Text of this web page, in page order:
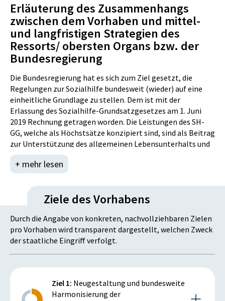
Kinder. Davon abgesehen führte die Einführung der BMS im
Wege der Art. 15a B-VG Vereinbarung zu einem
grundsätzlich harmonisierten System in Österreich.
Die Gespräche über eine Verlängerung und
Weiterentwicklung dieser Vereinbarung in den Jahren
2015/2016 scheiterten an den unterschiedlichen Positionen
der Verhandlungspartner auf Seiten des Bundes und der
Länder. Die Vereinbarung selbst ist daher mit 31.12.2016
ausgelaufen.
Die Rechtsentwicklung im Bereich der Mindestsicherung
hat seitdem zu einer noch stärker differenzierten
Gesetzeslandschaft als vor Einführung der
Mindestsicherung 2010 geführt. Dies liegt derzeit vor allem
an den unterschiedlichen Modellen, die in mehreren
verschiedenartige Ansätze zur Deckelung der
Mindestsicherung oder aber auch zum leistungsrechtlichen
Umgang mit neu zugewanderten Personen. Auch die
Höchstgerichte haben sich bereits mit vereinzelten
Bestimmungen der neuen Mindestsicherungsgesetze
Eine ebenfalls negative Entwicklung der vergangenen
Jahre wurde in der wachsenden Anzahl der
Mindestsicherungsbezieher und
Erläuterung des Zusammenhangs
zwischen dem Vorhaben und mittel-
und langfristigen Strategien des
Ressorts/ obersten Organs bzw. der
Bundesregierung
Die Bundesregierung hat es sich zum Ziel gesetzt, die
Regelungen zur Sozialhilfe bundesweit (wieder) auf eine
einheitliche Grundlage zu stellen. Dem ist mit der
Erlassung des Sozialhilfe-Grundsatzgesetzes am 1. Juni
2019 Rechnung getragen worden. Die Leistungen des SH-
GG, welche als Höchstsätze konzipiert sind, sind als Beitrag
zur Unterstützung des allgemeinen Lebensunterhalts und
zur Befriedigung des Wohnbedarfs festgelegt. Durch die
Gewährleistung einheitlicher Standards können
zielgerichtet unterstützt werden. Die Implementierung des
Sozialhilfe-Grundsatzgesetzes trug insoweit insbesondere
allem zu den Unterzielen 1.1. und 1.3.) bei.
+ mehr lesen
Ziele des Vorhabens
Durch die Angabe von konkreten, nachvollziehbaren Zielen
pro Vorhaben wird transparent dargestellt, welchen Zweck
der staatliche Eingriff verfolgt.
Ziel 1: Neugestaltung und bundesweite
Harmonisierung der